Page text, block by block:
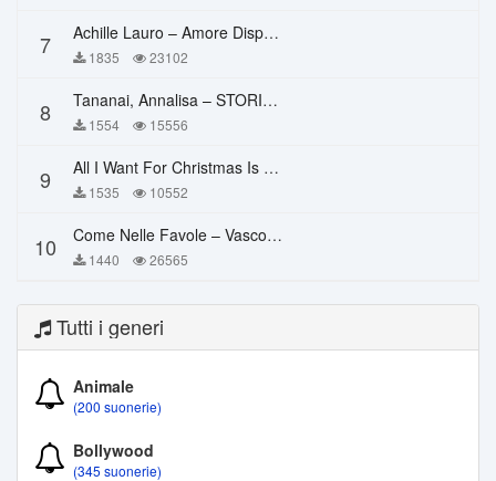
7 Achille Lauro – Amore Disperato
1835 23102
8 Tananai, Annalisa – STORIE BREVI
1554 15556
9 All I Want For Christmas Is You – Mariah Carey
1535 10552
10 Come Nelle Favole – Vasco Rossi
1440 26565
Tutti i generi
Animale
(200 suonerie)
Bollywood
(345 suonerie)